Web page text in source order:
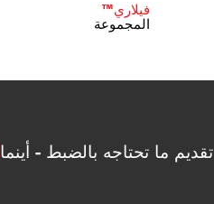
فيلاري™
المجموعة
تقديم ما تحتاجه بالضبط - أينما